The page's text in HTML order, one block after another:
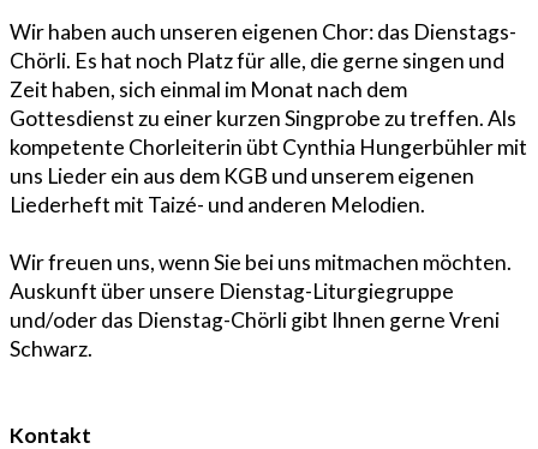
Wir haben auch unseren eigenen Chor: das Dienstags-
Chörli. Es hat noch Platz für alle, die gerne singen und
Zeit haben, sich einmal im Monat nach dem
Gottesdienst zu einer kurzen Singprobe zu treffen. Als
kompetente Chorleiterin übt Cynthia Hungerbühler mit
uns Lieder ein aus dem KGB und unserem eigenen
Liederheft mit Taizé- und anderen Melodien.
Wir freuen uns, wenn Sie bei uns mitmachen möchten.
Auskunft über unsere Dienstag-Liturgiegruppe
und/oder das Dienstag-Chörli gibt Ihnen gerne Vreni
Schwarz.
Kontakt